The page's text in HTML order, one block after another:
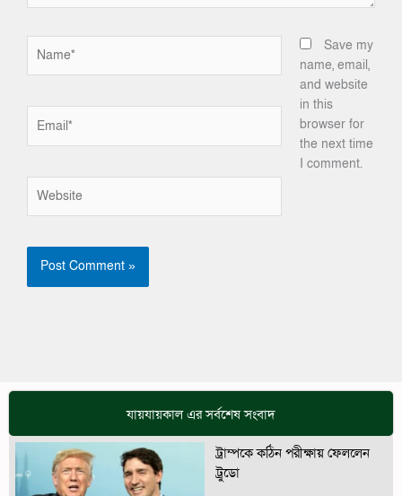
Save my
name, email,
and website
in this
browser for
the next time
I comment.
যায়যায়কাল এর সর্বশেষ সংবাদ
ট্রাম্পকে কঠিন পরীক্ষায় ফেললেন
ট্রুডো